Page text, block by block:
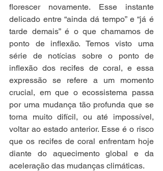
florescer novamente. Esse instante
delicado entre “ainda dá tempo” e “já é
tarde demais” é o que chamamos de
ponto de inflexão. Temos visto uma
série de notícias sobre o ponto de
inflexão dos recifes de coral, e essa
expressão se refere a um momento
crucial, em que o ecossistema passa
por uma mudança tão profunda que se
torna muito difícil, ou até impossível,
voltar ao estado anterior. Esse é o risco
que os recifes de coral enfrentam hoje
diante do aquecimento global e da
aceleração das mudanças climáticas.